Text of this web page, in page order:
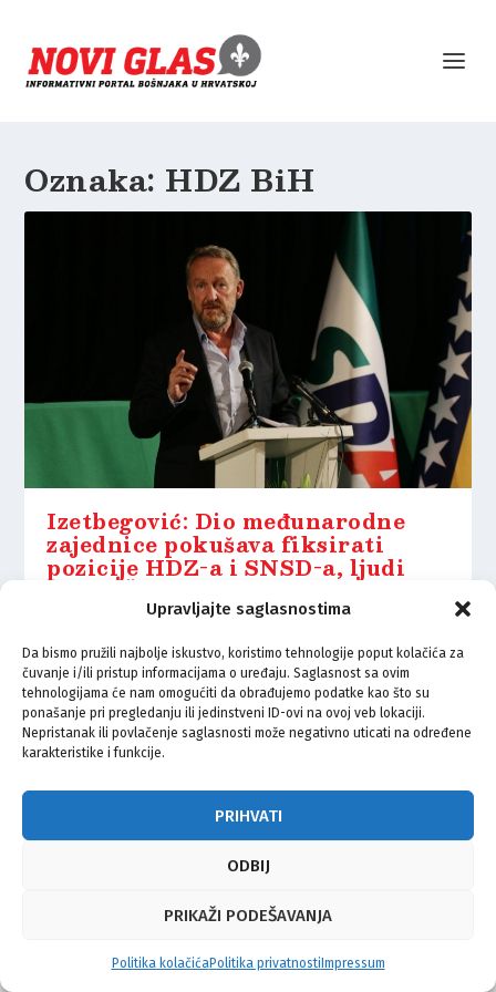
Upravljajte saglasnostima
Da bismo pružili najbolje iskustvo, koristimo tehnologije poput kolačića za
čuvanje i/ili pristup informacijama o uređaju. Saglasnost sa ovim
tehnologijama će nam omogućiti da obrađujemo podatke kao što su
ponašanje pri pregledanju ili jedinstveni ID-ovi na ovoj veb lokaciji.
Nepristanak ili povlačenje saglasnosti može negativno uticati na određene
karakteristike i funkcije.
PRIHVATI
ODBIJ
PRIKAŽI PODEŠAVANJA
Politika kolačićaPolitika privatnosti Impressum
Oznaka: HDZ BiH
Izetbegović: Dio međunarodne
zajednice pokušava fiksirati
pozicije HDZ-a i SNSD-a, ljudi
poput Čovića i Dodika faktički
vladaju BiH
23.04.2023.
© Vijeće bošnjačke nacionalne manjine Grada Zagreba 2026
Politika privatnosti